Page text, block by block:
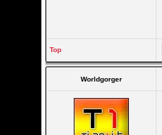
Top
Worldgorger